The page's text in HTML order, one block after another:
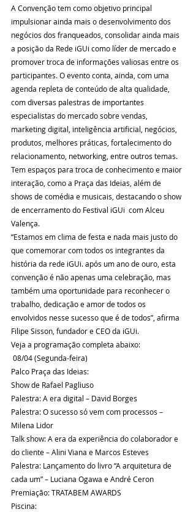
A Convenção tem como objetivo principal
impulsionar ainda mais o desenvolvimento dos
negócios dos franqueados, consolidar ainda mais
a posição da Rede iGUi como líder de mercado e
promover troca de informações valiosas entre os
participantes. O evento conta, ainda, com uma
agenda repleta de conteúdo de alta qualidade,
com diversas palestras de importantes
especialistas do mercado sobre vendas,
marketing digital, inteligência artificial, negócios,
produtos, melhores práticas, fortalecimento do
relacionamento, networking, entre outros temas.
Tem espaços para troca de conhecimento e maior
interação, como a Praça das Ideias, além de
shows de comédia e musicais, destacando o show
de encerramento do Festival iGUi  com Alceu
Valença.
“Estamos em clima de festa e nada mais justo do
que comemorar com todos os integrantes da
história da rede iGUi. após um ano de ouro, esta
convenção é não apenas uma celebração, mas
também uma oportunidade para reconhecer o
trabalho, dedicação e amor de todos os
envolvidos nesse sucesso que é de todos”, afirma
Filipe Sisson, fundador e CEO da iGUi.
Veja a programação completa abaixo:
08/04 (Segunda-feira)
Palco Praça das Ideias:
Show de Rafael Pagliuso
Palestra: A era digital – David Borges
Palestra: O sucesso só vem com processos –
Milena Lidor
Talk show: A era da experiência do colaborador e
do cliente – Alini Viana e Marcos Esteves
Palestra: Lançamento do livro “A arquitetura de
cada um” – Luciana Ogawa e André Ceron
Premiação: TRATABEM AWARDS
Piscina: